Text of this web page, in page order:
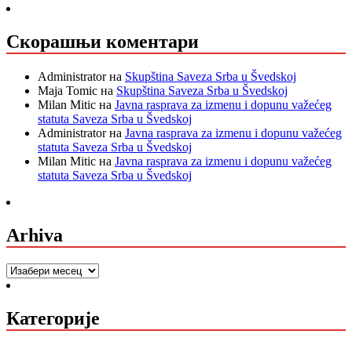
Скорашњи коментари
Administratorна Skupština Saveza Srba u Švedskoj
Maja Tomic на Skupština Saveza Srba u Švedskoj
Milan Mitic на Javna rasprava za izmenu i dopunu važećeg
statuta Saveza Srba u Švedskoj
Administratorна Javna rasprava za izmenu i dopunu važećeg
statuta Saveza Srba u Švedskoj
Milan Mitic на Javna rasprava za izmenu i dopunu važećeg
statuta Saveza Srba u Švedskoj
Arhiva
Arhiva
Категорије